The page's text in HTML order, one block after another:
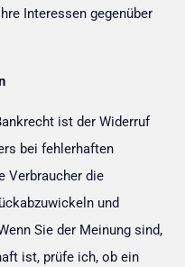
Interessen gegenüber
ist der Widerruf
bei fehlerhaften
Verbraucher die
und
Sie der Meinung sind,
ist, prüfe ich, ob ein